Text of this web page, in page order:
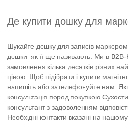
Де купити дошку для
Шукайте дошку для записів
дошки, як її ще називають. Ми в
замовлення кілька десятків різних
ціною. Щоб підібрати і купити
напишіть або зателефонуйте нам.
консультація перед покупкою
консультант з задоволенням
Необхідні контакти вказані на нашому